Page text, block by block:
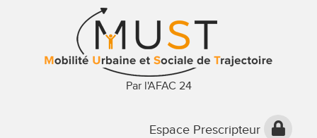
Par l'AFAC 24
Espace Prescripteur